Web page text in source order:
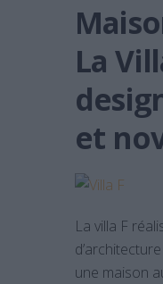
La
et
La villa F
une maison